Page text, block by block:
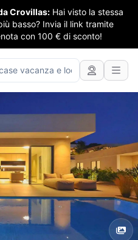
Crovillas: Hai visto la stessa
basso? Invia il link tramite
con 100 € di sconto!